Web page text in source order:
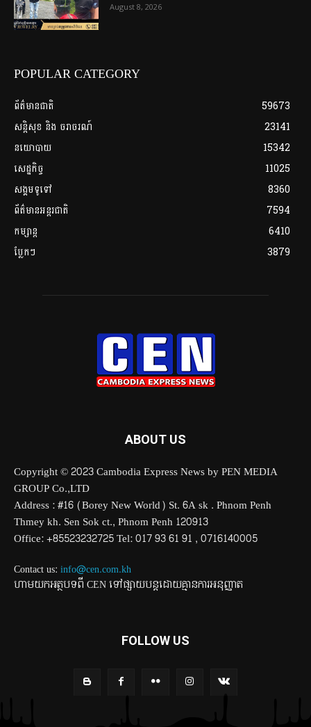
August 8, 2026
POPULAR CATEGORY
ព័ត៌មានជាតិ
59673
សន្តិសុខ និង ចរាចរណ៍
23141
នយោបាយ
15342
សេដ្ឋកិច្ច
11025
សង្គមទូទៅ
8360
ព័ត៌មានអន្តរជាតិ
7594
កម្សាន្ត
6410
ប្លែកៗ
3879
ABOUT US
Copyright © 2023 Cambodia Express News by PEN MEDIA
GROUP Co.,LTD
Address : #16 (Borey New World) St. 6A sk . Phnom Penh
Thmey kh. Sen Sok ct., Phnom Penh 120913
Office: +85523232725 Tel: 017 93 61 91 , 0716140005
Contact us: info@cen.com.kh
ហាមយកអត្ថបទពី CEN ទៅផ្សាយបន្តដោយគ្មានការអនុញ្ញាត
FOLLOW US